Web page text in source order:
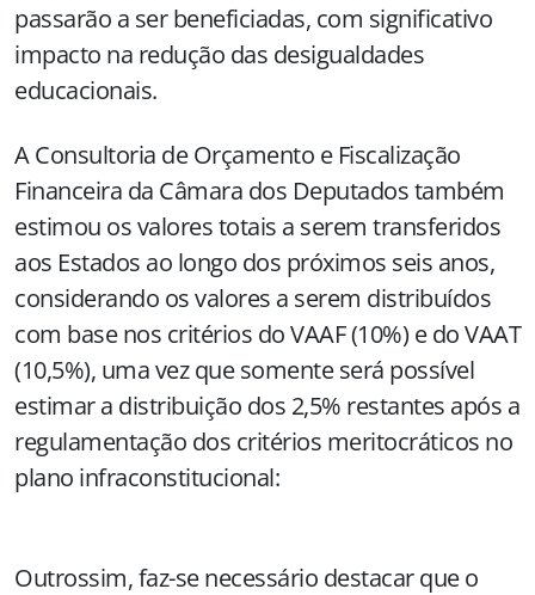
passarão a ser beneficiadas, com significativo
impacto na redução das desigualdades
educacionais.
A Consultoria de Orçamento e Fiscalização
Financeira da Câmara dos Deputados também
estimou os valores totais a serem transferidos
aos Estados ao longo dos próximos seis anos,
considerando os valores a serem distribuídos
com base nos critérios do VAAF (10%) e do VAAT
(10,5%), uma vez que somente será possível
estimar a distribuição dos 2,5% restantes após a
regulamentação dos critérios meritocráticos no
plano infraconstitucional:
Outrossim, faz-se necessário destacar que o